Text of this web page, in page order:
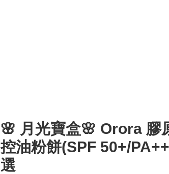
🌸 月光寶盒🌸 Orora 膠
控油粉餅(SPF 50+/
選